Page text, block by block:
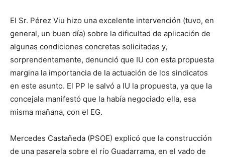
El Sr. Pérez Viu hizo una excelente intervención (tuvo, en
general, un buen día) sobre la dificultad de aplicación de
algunas condiciones concretas solicitadas y,
sorprendentemente, denunció que IU con esta propuesta
margina la importancia de la actuación de los sindicatos
en este asunto. El PP le salvó a IU la propuesta, ya que la
concejala manifestó que la había negociado ella, esa
misma mañana, con el EG.
Mercedes Castañeda (PSOE) explicó que la construcción
de una pasarela sobre el río Guadarrama, en el vado de